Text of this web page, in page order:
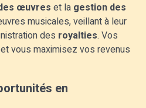
œuvres et la gestion des
musicales, veillant à leur
des royalties. Vos
vous maximisez vos revenus
en